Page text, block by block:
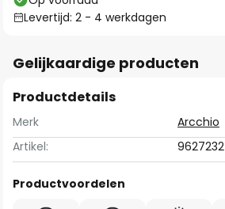
Levertijd: 2 - 4 werkdagen
Gelijkaardige producten
Productdetails
Merk
Arcchio
Artikel:
9627232
Productvoordelen